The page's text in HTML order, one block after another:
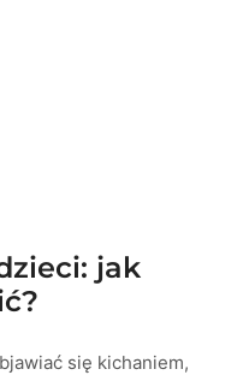
jak
się kichaniem,